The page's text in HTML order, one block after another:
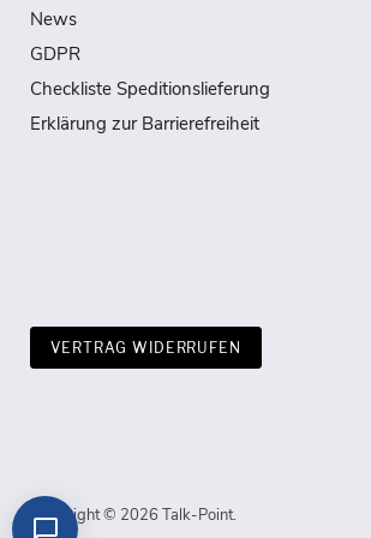
News
GDPR
Checkliste Speditionslieferung
Erklärung zur Barrierefreiheit
VERTRAG WIDERRUFEN
Copyright © 2026 Talk-Point.